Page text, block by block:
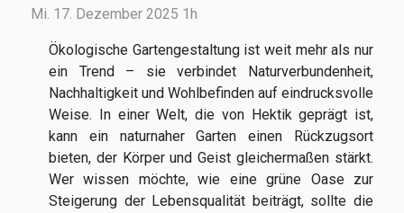
Mi. 17. Dezember 2025 1h
Ökologische Gartengestaltung ist weit mehr als nur
ein Trend – sie verbindet Naturverbundenheit,
Nachhaltigkeit und Wohlbefinden auf eindrucksvolle
Weise. In einer Welt, die von Hektik geprägt ist,
kann ein naturnaher Garten einen Rückzugsort
bieten, der Körper und Geist gleichermaßen stärkt.
Wer wissen möchte, wie eine grüne Oase zur
Steigerung der Lebensqualität beiträgt, sollte die